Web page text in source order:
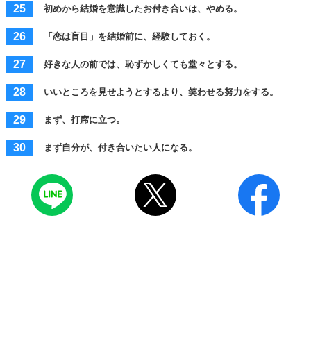
初めから結婚を意識したお付き合いは、やめる。
「恋は盲目」を結婚前に、経験しておく。
好きな人の前では、恥ずかしくても堂々とする。
いいところを見せようとするより、笑わせる努力をする。
まず、打席に立つ。
まず自分が、付き合いたい人になる。